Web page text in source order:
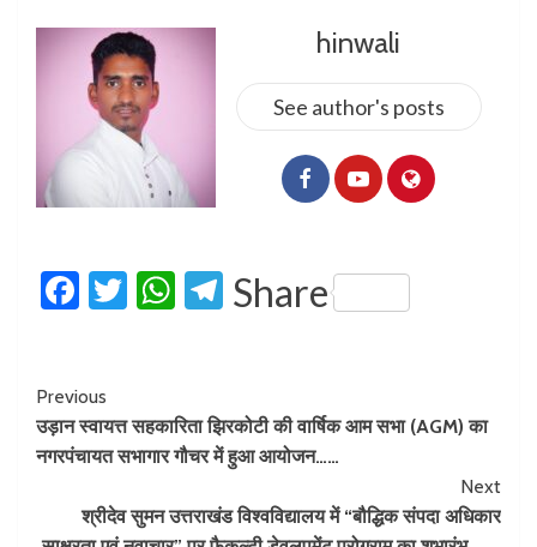
hinwali
See author's posts
Facebook
Twitter
WhatsApp
Telegram
Share
Previous
उड़ान स्वायत्त सहकारिता झिरकोटी की वार्षिक आम सभा (AGM) का
नगरपंचायत सभागार गौचर में हुआ आयोजन……
Next
श्रीदेव सुमन उत्तराखंड विश्वविद्यालय में “बौद्धिक संपदा अधिकार